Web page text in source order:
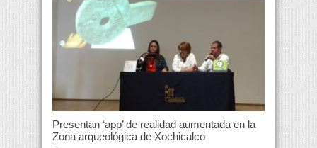
Presentan ‘app’ de realidad aumentada en la
Zona arqueológica de Xochicalco